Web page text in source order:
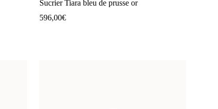
Sucrier Tiara bleu de prusse or
596,00€